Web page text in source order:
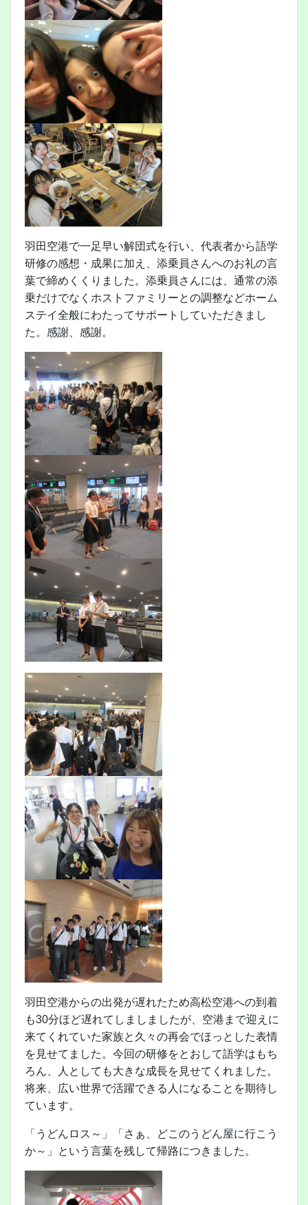
羽田空港で一足早い解団式を行い、代表者から語学
研修の感想・成果に加え、添乗員さんへのお礼の言
葉で締めくくりました。添乗員さんには、通常の添
乗だけでなくホストファミリーとの調整などホーム
ステイ全般にわたってサポートしていただきまし
た。感謝、感謝。
羽田空港からの出発が遅れたため高松空港への到着
も30分ほど遅れてしましましたが、空港まで迎えに
来てくれていた家族と久々の再会でほっとした表情
を見せてました。今回の研修をとおして語学はもち
ろん、人としても大きな成長を見せてくれました。
将来、広い世界で活躍できる人になることを期待し
ています。
「うどんロス～」「さぁ、どこのうどん屋に行こう
か～」という言葉を残して帰路につきました。